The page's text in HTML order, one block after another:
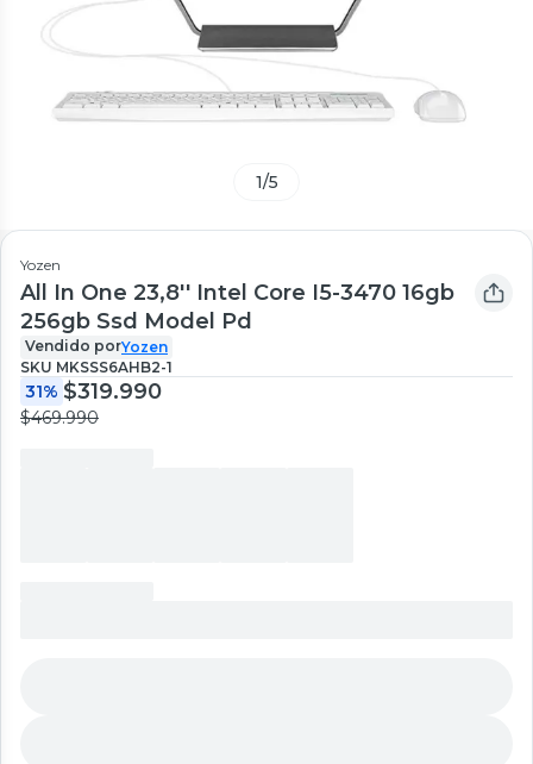
1/5
Yozen
All In One 23,8'' Intel Core I5-3470 16gb
256gb Ssd Model Pd
Vendido porYozen
SKU MKSSS6AHB2-1
31% $319.990
$469.990